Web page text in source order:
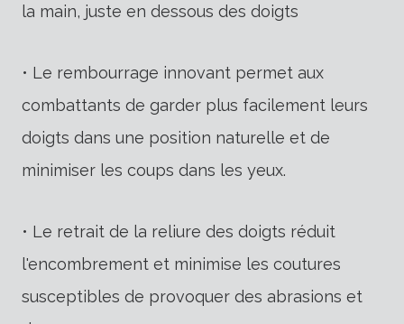
la main, juste en dessous des doigts
• Le rembourrage innovant permet aux
combattants de garder plus facilement leurs
doigts dans une position naturelle et de
minimiser les coups dans les yeux.
• Le retrait de la reliure des doigts réduit
l'encombrement et minimise les coutures
susceptibles de provoquer des abrasions et